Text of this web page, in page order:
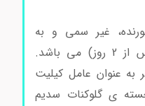
غیر سمی و به
عنوان عامل کیلیت
ی گلوکنات سدیم